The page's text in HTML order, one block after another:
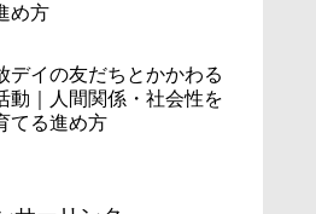
め方
デイの友だちとかかわる
動｜人間関係・社会性を
てる進め方